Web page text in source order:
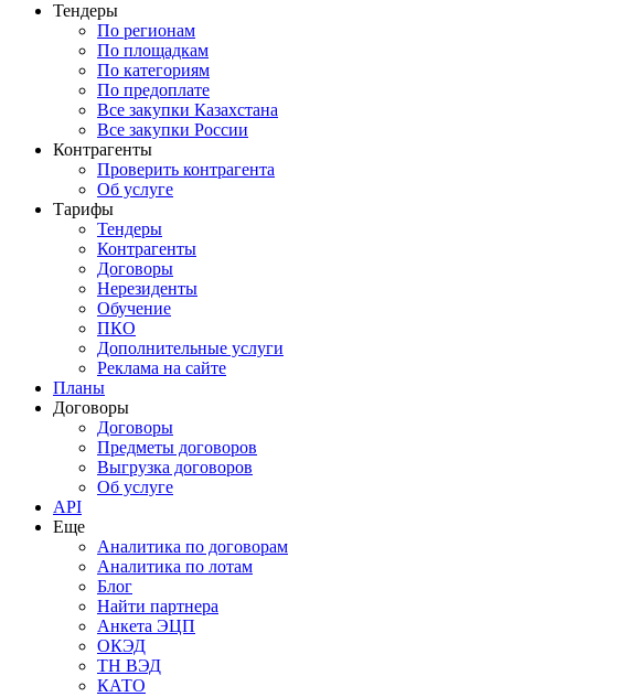
Тендеры
По регионам
По площадкам
По категориям
По предоплате
Все закупки Казахстана
Все закупки России
Контрагенты
Проверить контрагента
Об услуге
Тарифы
Тендеры
Контрагенты
Договоры
Нерезиденты
Обучение
ПКО
Дополнительные услуги
Реклама на сайте
Планы
Договоры
Договоры
Предметы договоров
Выгрузка договоров
Об услуге
API
Еще
Аналитика по договорам
Аналитика по лотам
Блог
Найти партнера
Анкета ЭЦП
ОКЭД
ТН ВЭД
КАТО